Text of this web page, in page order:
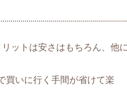
ットは安さはもちろん、他
買いに行く手間が省けて楽